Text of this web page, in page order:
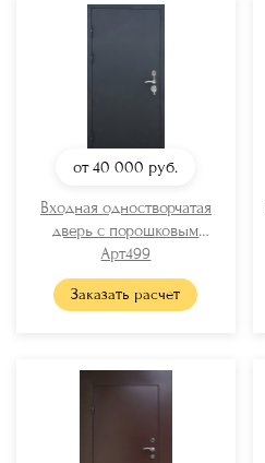
от 40 000 руб.
Входная одностворчатая
дверь с порошковым
окрашиванием
Арт499
Заказать расчет